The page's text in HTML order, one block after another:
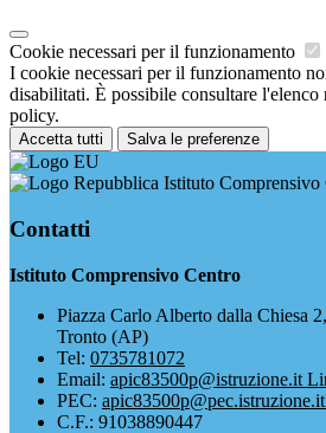
Cookie necessari per il funzionamento
I cookie necessari per il funzionamento
disabilitati. È possibile consultare
policy.
Accetta tutti Salva le preferenze
Istituto Comprensivo
Contatti
Istituto Comprensivo Centro
Piazza Carlo Alberto dalla Chiesa
Tronto (AP)
Tel: 0735781072
Email: apic83500p@istruzione.it
PEC: apic83500p@pec.istruzione.it
C.F.: 91038890447